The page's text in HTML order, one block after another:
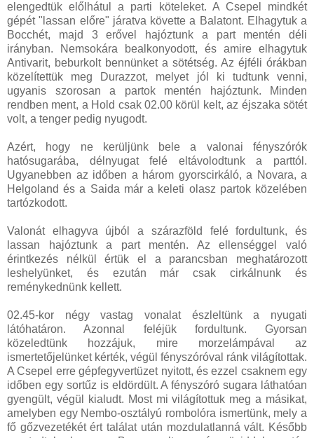
elengedtük előlhátul a parti köteleket. A Csepel mindkét
gépét "lassan előre" járatva követte a Balatont. Elhagytuk a
Bocchét, majd 3 erővel hajóztunk a part mentén déli
irányban. Nemsokára bealkonyodott, és amire elhagytuk
Antivarit, beburkolt bennünket a sötétség. Az éjféli órákban
közelítettük meg Durazzot, melyet jól ki tudtunk venni,
ugyanis szorosan a partok mentén hajóztunk. Minden
rendben ment, a Hold csak 02.00 körül kelt, az éjszaka sötét
volt, a tenger pedig nyugodt.
Azért, hogy ne kerüljünk bele a valonai fényszórók
hatósugarába, délnyugat felé eltávolodtunk a parttól.
Ugyanebben az időben a három gyorscirkáló, a Novara, a
Helgoland és a Saida már a keleti olasz partok közelében
tartózkodott.
Valonát elhagyva újból a szárazföld felé fordultunk, és
lassan hajóztunk a part mentén. Az ellenséggel való
érintkezés nélkül értük el a parancsban meghatározott
leshelyünket, és ezután már csak cirkálnunk és
reménykednünk kellett.
02.45-kor négy vastag vonalat észleltünk a nyugati
látóhatáron. Azonnal feléjük fordultunk. Gyorsan
közeledtünk hozzájuk, mire morzelámpával az
ismertetőjelünket kérték, végül fényszóróval ránk világítottak.
A Csepel erre gépfegyvertüzet nyitott, és ezzel csaknem egy
időben egy sortűz is eldördült. A fényszóró sugara láthatóan
gyengült, végül kialudt. Most mi világítottuk meg a másikat,
amelyben egy Nembo-osztályú rombolóra ismertünk, mely a
fő gőzvezetékét ért találat után mozdulatlanná vált. Később